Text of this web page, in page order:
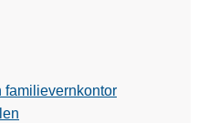
familievernkontor